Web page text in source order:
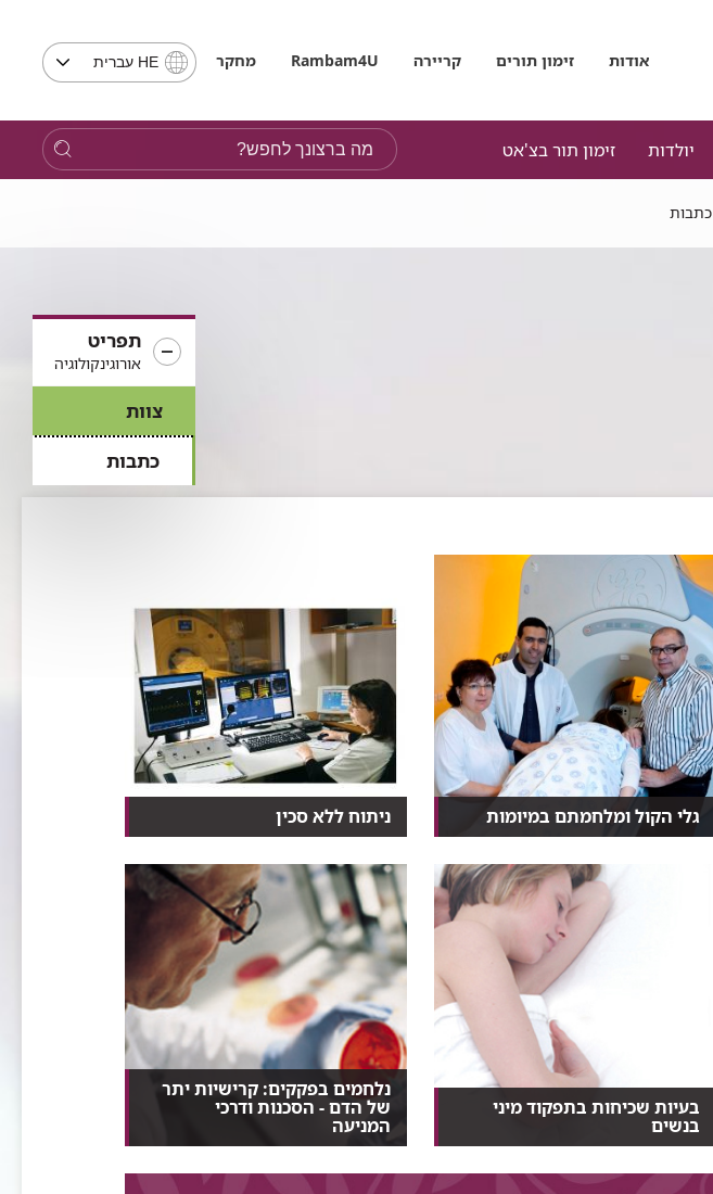
אודות זימון תורים קריירה Rambam4U מחקר
בחירת
שים
לב,
בבחירת
לאתר
HE עברית
יולדות זימון תור בצ'אט
מה
ברצונך
לחפש?
כתבות
תפריט
אורוגינקולוגיה
צוות
כתבות
גלי הקול ומלחמתם במיומות
לכל אישה שלישית אחרי גיל 40 יש
מיומה (שרירן) ברחם...
ניתוח ללא סכין
טכנולוגיה חדשנית המשלבת MRI
ואולטרסאונד ממוקד (FUS...
בעיות שכיחות בתפקוד מיני
בנשים
כמעט מחצית מהנשים בישראל
(40%-44%), בכל הגילאים, מ...
נלחמים בפקקים: קרישיות יתר
של הדם - הסכנות ודרכי
המניעה
אחד מתוך כל ארבעה, נשים וגברים
כאחד, סובל מקרישיות...